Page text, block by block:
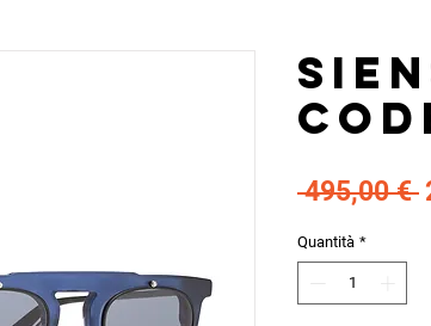
495,00 €
Quantità *